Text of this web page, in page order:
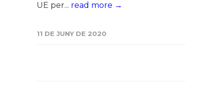
UE per... read more →
11 DE JUNY DE 2020